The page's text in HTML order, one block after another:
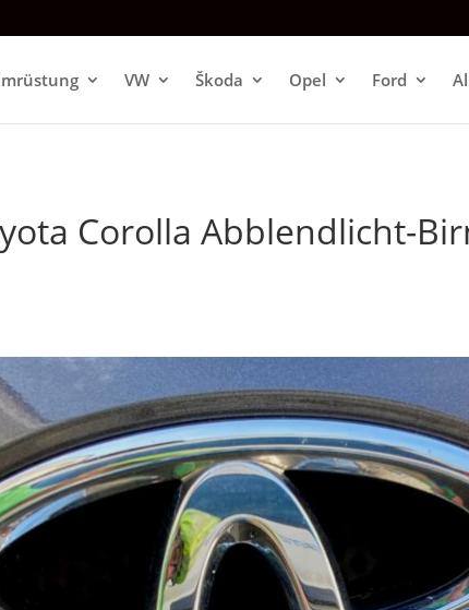
VW Škoda Opel Ford
Corolla Abblendlicht-